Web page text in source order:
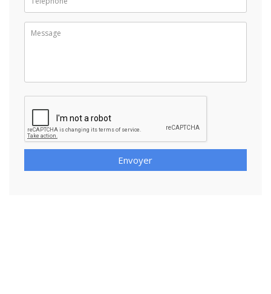
Envoyer